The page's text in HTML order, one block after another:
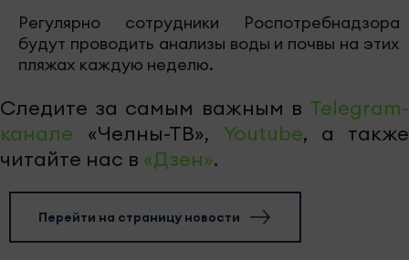
Регулярно сотрудники Роспотребнадзора
будут проводить анализы воды и почвы на этих
пляжах каждую неделю.
Следите за самым важным в Telegram-
канале «Челны-ТВ», Youtube, а также
читайте нас в «Дзен».
Перейти на страницу новости